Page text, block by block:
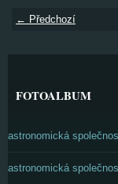
← Předchozí
FOTOALBUM
astronomická
astronomická